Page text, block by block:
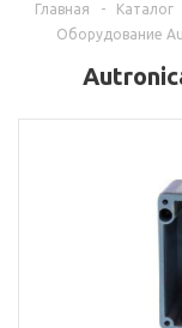
Главная - Каталог
Оборудование